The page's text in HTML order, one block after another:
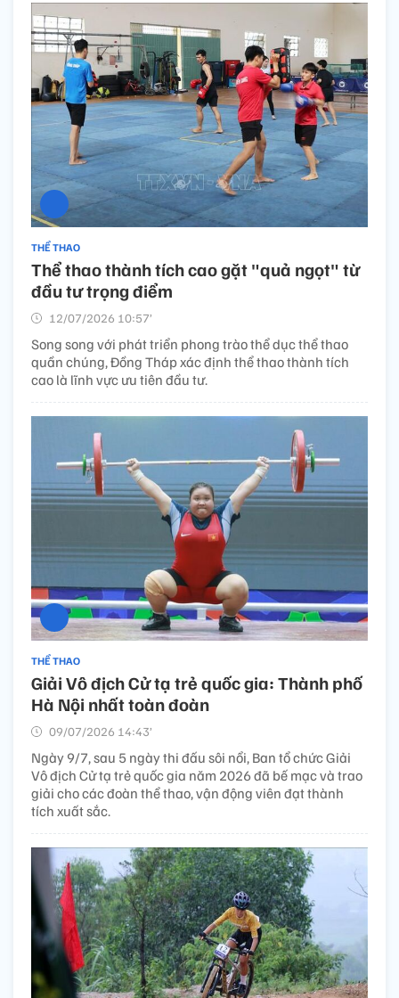
THỂ THAO
Thể thao thành tích cao gặt "quả ngọt" từ
đầu tư trọng điểm
12/07/2026 10:57’
Song song với phát triển phong trào thể dục thể thao
quần chúng, Đồng Tháp xác định thể thao thành tích
cao là lĩnh vực ưu tiên đầu tư.
THỂ THAO
Giải Vô địch Cử tạ trẻ quốc gia: Thành phố
Hà Nội nhất toàn đoàn
09/07/2026 14:43’
Ngày 9/7, sau 5 ngày thi đấu sôi nổi, Ban tổ chức Giải
Vô địch Cử tạ trẻ quốc gia năm 2026 đã bế mạc và trao
giải cho các đoàn thể thao, vận động viên đạt thành
tích xuất sắc.